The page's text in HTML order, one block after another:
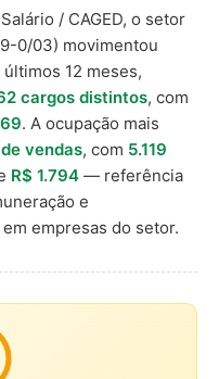
/ CAGED, o setor
0/03) movimentou
12 meses,
cargos distintos, com
. A ocupação mais
vendas, com 5.119
R$ 1.794 — referência
e
empresas do setor.